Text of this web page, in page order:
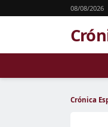
08/08/2026
Crónica